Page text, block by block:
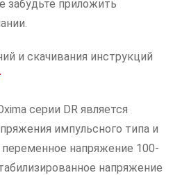
забудьте приложить
и скачивания инструкций
серии DR является
импульсного типа и
переменное напряжение 100-
напряжение